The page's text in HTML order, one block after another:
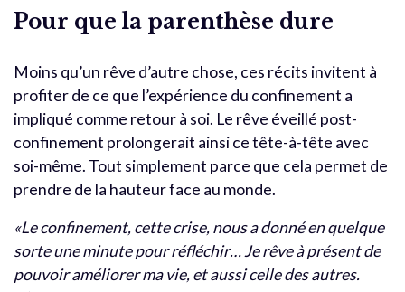
Pour que la parenthèse dure
Moins qu’un rêve d’autre chose, ces récits invitent à
profiter de ce que l’expérience du confinement a
impliqué comme retour à soi. Le rêve éveillé post-
confinement prolongerait ainsi ce tête-à-tête avec
soi-même. Tout simplement parce que cela permet de
prendre de la hauteur face au monde.
«Le confinement, cette crise, nous a donné en quelque
sorte une minute pour réfléchir… Je rêve à présent de
pouvoir améliorer ma vie, et aussi celle des autres.